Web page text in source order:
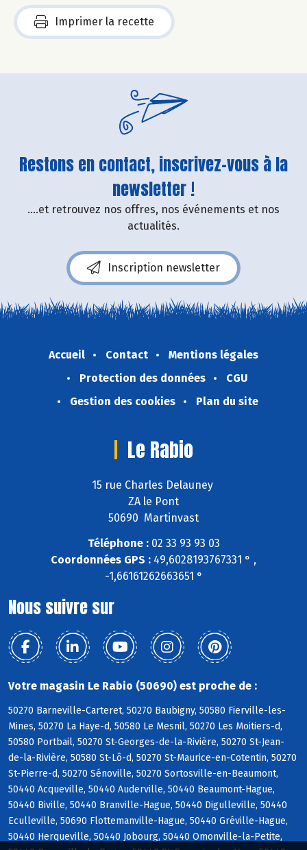
Imprimer la recette
Restons en contact, inscrivez-vous à la
newsletter !
....et retrouvez nos offres, nos événements et nos
actualités.
Inscription newsletter
Accueil Contact
Mentions légales
Protection des données
CGU
Gestion des cookies
Plan du site
Le Rabio
15 rue Charles Delauney
ZA le Pont
50690 Martinvast
Téléphone :02 33 93 93 03
Coordonnées GPS : 49,6028193767331 ° ,
-1,66161262663651 °
Nous suivre sur
Votre magasin Le Rabio (50690) est proche de :
50270 Barneville-Carteret, 50270 Baubigny, 50580 Fierville-les-
Mines, 50270 La Haye-d, 50580 Le Mesnil, 50270 Les Moitiers-d,
50580 Portbail, 50270 St-Georges-de-la-Rivière, 50270 St-Jean-
de-la-Rivière, 50580 St-Lô-d, 50270 St-Maurice-en-Cotentin, 50270
St-Pierre-d, 50270 Sénoville, 50270 Sortosville-en-Beaumont,
50440 Acqueville, 50440 Auderville, 50440 Beaumont-Hague,
50440 Biville, 50440 Branville-Hague, 50440 Digulleville, 50440
Eculleville, 50690 Flottemanville-Hague, 50440 Gréville-Hague,
50440 Herqueville, 50440 Jobourg, 50440 Omonville-la-Petite,